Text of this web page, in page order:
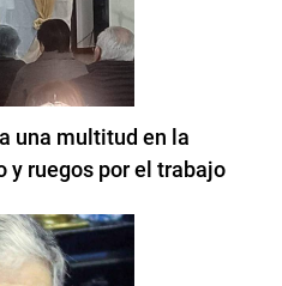
una multitud en la
ruegos por el trabajo